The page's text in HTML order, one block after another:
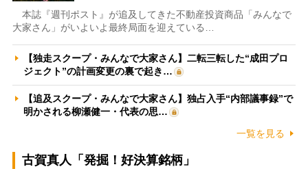
本誌『週刊ポスト』が追及してきた不動産投資商品「みんなで
大家さん」がいよいよ最終局面を迎えている…
【独走スクープ・みんなで大家さん】二転三転した“成田プロ
ジェクト”の計画変更の裏で起き…
【追及スクープ・みんなで大家さん】独占入手“内部議事録”で
明かされる柳瀬健一・代表の思…
一覧を見る
古賀真人「発掘！好決算銘柄」